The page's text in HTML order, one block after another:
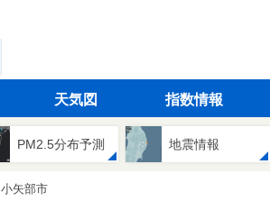
天気図 指数情報
PM2.5分布予測 地震情報
小矢部市